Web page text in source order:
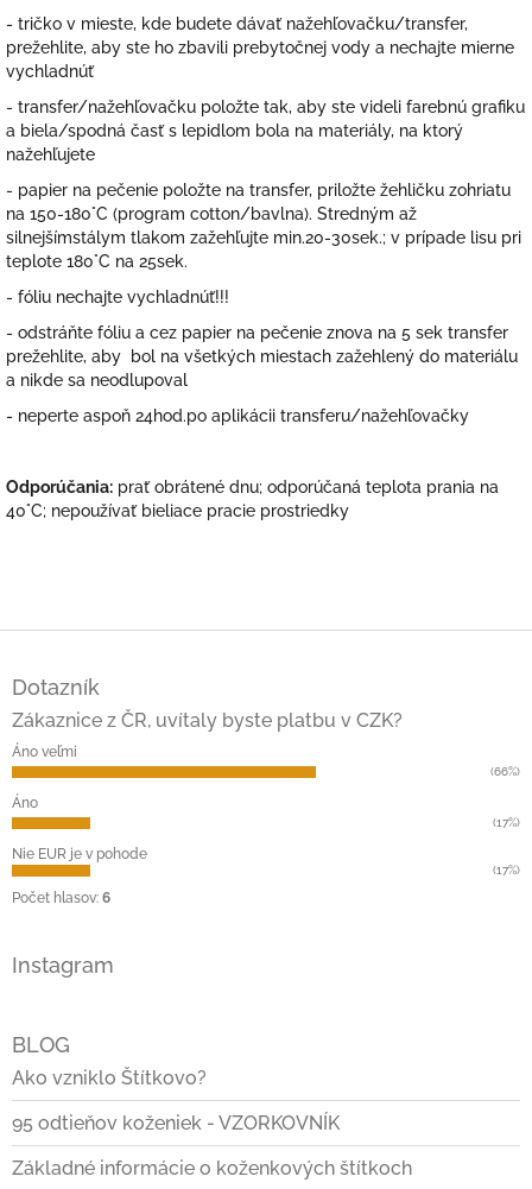
- tričko v mieste, kde budete dávať nažehľovačku/transfer,
prežehlite, aby ste ho zbavili prebytočnej vody a nechajte mierne
vychladnúť
- transfer/nažehľovačku položte tak, aby ste videli farebnú grafiku
a biela/spodná časť s lepidlom bola na materiály, na ktorý
nažehľujete
- papier na pečenie položte na transfer, priložte žehličku zohriatu
na 150-180°C (program cotton/bavlna). Stredným až
silnejšímstálym tlakom zažehľujte min.20-30sek.; v prípade lisu pri
teplote 180°C na 25sek.
- fóliu nechajte vychladnúť!!!
- odstráňte fóliu a cez papier na pečenie znova na 5 sek transfer
prežehlite, aby bol na všetkých miestach zažehlený do materiálu
a nikde sa neodlupoval
- neperte aspoň 24hod.po aplikácii transferu/nažehľovačky
Odporúčania: prať obrátené dnu; odporúčaná teplota prania na
40°C; nepoužívať bieliace pracie prostriedky
e
Dotazník
Zákaznice z ČR, uvítaly byste platbu v CZK?
Áno veľmi
(66%)
Áno
(17%)
Nie EUR je v pohode
(17%)
Počet hlasov: 6
Instagram
BLOG
Ako vzniklo Štítkovo?
95 odtieňov koženiek - VZORKOVNÍK
Základné informácie o koženkových štítkoch